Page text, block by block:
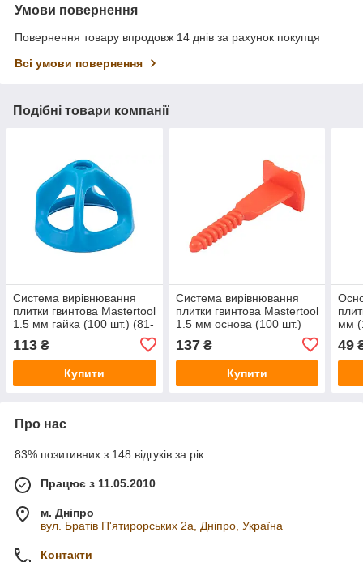
Умови повернення
Повернення товару впродовж 14 днів за рахунок покупця
Всі умови повернення
Подібні товари компанії
Система вирівнювання
плитки гвинтова Mastertool
1.5 мм гайка (100 шт.) (81-
113 ₴
Купити
Система вирівнювання
плитки гвинтова Mastertool
1.5 мм основа (100 шт.)
137₴
Купити
мм
49
Про нас
83% позитивних з 148 відгуків за рік
Працює з 11.05.2010
м. Дніпро
вул. Братів П'ятирорських 2а, Дніпро, Україна
Контакти